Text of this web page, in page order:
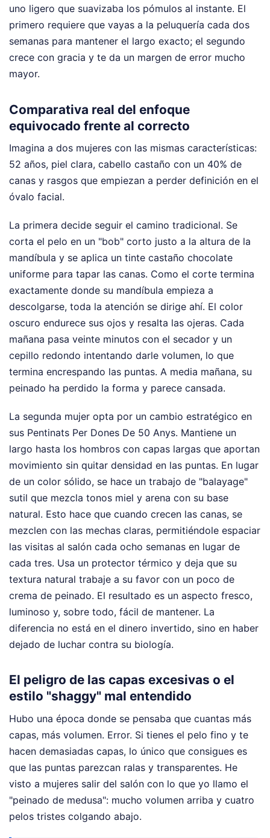
uno ligero que suavizaba los pómulos al instante. El
primero requiere que vayas a la peluquería cada dos
semanas para mantener el largo exacto; el segundo
crece con gracia y te da un margen de error mucho
mayor.
Comparativa real del enfoque
equivocado frente al correcto
Imagina a dos mujeres con las mismas características:
52 años, piel clara, cabello castaño con un 40% de
canas y rasgos que empiezan a perder definición en el
óvalo facial.
La primera decide seguir el camino tradicional. Se
corta el pelo en un "bob" corto justo a la altura de la
mandíbula y se aplica un tinte castaño chocolate
uniforme para tapar las canas. Como el corte termina
exactamente donde su mandíbula empieza a
descolgarse, toda la atención se dirige ahí. El color
oscuro endurece sus ojos y resalta las ojeras. Cada
mañana pasa veinte minutos con el secador y un
cepillo redondo intentando darle volumen, lo que
termina encrespando las puntas. A media mañana, su
peinado ha perdido la forma y parece cansada.
La segunda mujer opta por un cambio estratégico en
sus Pentinats Per Dones De 50 Anys. Mantiene un
largo hasta los hombros con capas largas que aportan
movimiento sin quitar densidad en las puntas. En lugar
de un color sólido, se hace un trabajo de "balayage"
sutil que mezcla tonos miel y arena con su base
natural. Esto hace que cuando crecen las canas, se
mezclen con las mechas claras, permitiéndole espaciar
las visitas al salón cada ocho semanas en lugar de
cada tres. Usa un protector térmico y deja que su
textura natural trabaje a su favor con un poco de
crema de peinado. El resultado es un aspecto fresco,
luminoso y, sobre todo, fácil de mantener. La
diferencia no está en el dinero invertido, sino en haber
dejado de luchar contra su biología.
El peligro de las capas excesivas o el
estilo "shaggy" mal entendido
Hubo una época donde se pensaba que cuantas más
capas, más volumen. Error. Si tienes el pelo fino y te
hacen demasiadas capas, lo único que consigues es
que las puntas parezcan ralas y transparentes. He
visto a mujeres salir del salón con lo que yo llamo el
"peinado de medusa": mucho volumen arriba y cuatro
pelos tristes colgando abajo.